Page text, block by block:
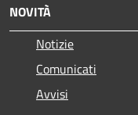
NOVITÀ
Notizie
Comunicati
Avvisi